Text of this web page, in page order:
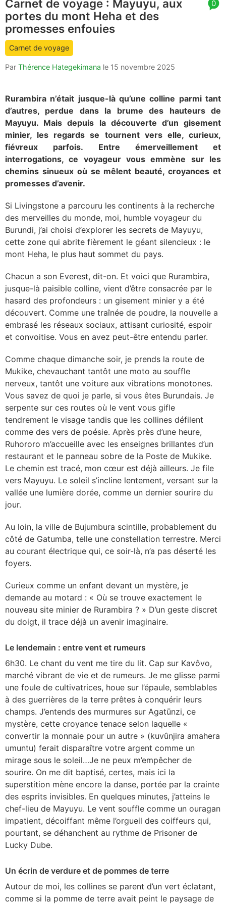
article
comment
count
is:
0
Carnet de voyage : Mayuyu, aux
portes du mont Heha et des
promesses enfouies
Carnet de voyage
Par Thérence Hategekimana le 15 novembre 2025
Rurambira n’était jusque-là qu’une colline parmi tant
d’autres, perdue dans la brume des hauteurs de
Mayuyu. Mais depuis la découverte d’un gisement
minier, les regards se tournent vers elle, curieux,
fiévreux parfois. Entre émerveillement et
interrogations, ce voyageur vous emmène sur les
chemins sinueux où se mêlent beauté, croyances et
promesses d’avenir.
Si Livingstone a parcouru les continents à la recherche
des merveilles du monde, moi, humble voyageur du
Burundi, j’ai choisi d’explorer les secrets de Mayuyu,
cette zone qui abrite fièrement le géant silencieux : le
mont Heha, le plus haut sommet du pays.
Chacun a son Everest, dit-on. Et voici que Rurambira,
jusque-là paisible colline, vient d’être consacrée par le
hasard des profondeurs : un gisement minier y a été
découvert. Comme une traînée de poudre, la nouvelle a
embrasé les réseaux sociaux, attisant curiosité, espoir
et convoitise. Vous en avez peut-être entendu parler.
Comme chaque dimanche soir, je prends la route de
Mukike, chevauchant tantôt une moto au souffle
nerveux, tantôt une voiture aux vibrations monotones.
Vous savez de quoi je parle, si vous êtes Burundais. Je
serpente sur ces routes où le vent vous gifle
tendrement le visage tandis que les collines défilent
comme des vers de poésie. Après près d’une heure,
Ruhororo m’accueille avec les enseignes brillantes d’un
restaurant et le panneau sobre de la Poste de Mukike.
Le chemin est tracé, mon cœur est déjà ailleurs. Je file
vers Mayuyu. Le soleil s’incline lentement, versant sur la
vallée une lumière dorée, comme un dernier sourire du
jour.
Au loin, la ville de Bujumbura scintille, probablement du
côté de Gatumba, telle une constellation terrestre. Merci
au courant électrique qui, ce soir-là, n’a pas déserté les
foyers.
Curieux comme un enfant devant un mystère, je
demande au motard : « Où se trouve exactement le
nouveau site minier de Rurambira ? » D’un geste discret
du doigt, il trace déjà un avenir imaginaire.
Le lendemain : entre vent et rumeurs
6h30. Le chant du vent me tire du lit. Cap sur Kavôvo,
marché vibrant de vie et de rumeurs. Je me glisse parmi
une foule de cultivatrices, houe sur l’épaule, semblables
à des guerrières de la terre prêtes à conquérir leurs
champs. J’entends des murmures sur Agatūnzi, ce
mystère, cette croyance tenace selon laquelle «
convertir la monnaie pour un autre » (kuvûnjira amahera
umuntu) ferait disparaître votre argent comme un
mirage sous le soleil…Je ne peux m’empêcher de
sourire. On me dit baptisé, certes, mais ici la
superstition mène encore la danse, portée par la crainte
des esprits invisibles. En quelques minutes, j’atteins le
chef-lieu de Mayuyu. Le vent souffle comme un ouragan
impatient, décoiffant même l’orgueil des coiffeurs qui,
pourtant, se déhanchent au rythme de Prisoner de
Lucky Dube.
Un écrin de verdure et de pommes de terre
Autour de moi, les collines se parent d’un vert éclatant,
comme si la pomme de terre avait peint le paysage de